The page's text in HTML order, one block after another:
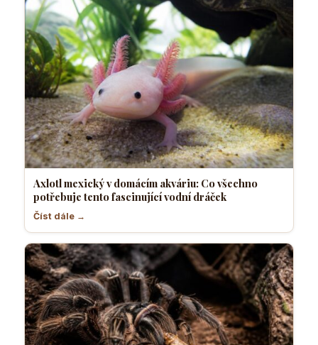
Axlotl mexický v domácím akváriu: Co všechno
potřebuje tento fascinující vodní dráček
Číst dále →